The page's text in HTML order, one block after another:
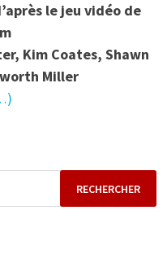
le jeu vidéo de
Kim Coates, Shawn
Miller